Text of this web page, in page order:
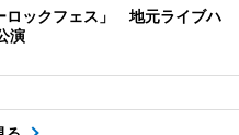
ロックフェス」 地元ライブハ
演